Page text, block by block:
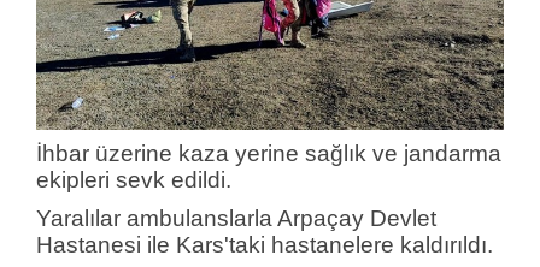
İhbar üzerine kaza yerine sağlık ve jandarma
ekipleri sevk edildi.
Yaralılar ambulanslarla Arpaçay Devlet
Hastanesi ile Kars'taki hastanelere kaldırıldı.